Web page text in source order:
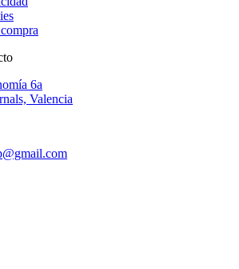
6a
Valencia